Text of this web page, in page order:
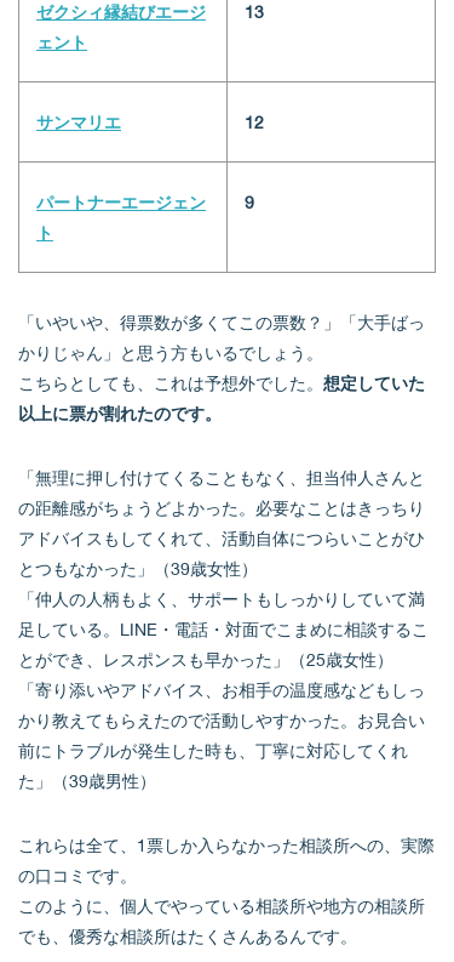
ゼクシィ縁結びエージ
ェント
13
サンマリエ 12
パートナーエージェン
ト
9
「いやいや、得票数が多くてこの票数？」「大手ばっ
かりじゃん」と思う方もいるでしょう。
こちらとしても、これは予想外でした。 想定していた
以上に票が割れたのです。
「無理に押し付けてくることもなく、担当仲人さんと
の距離感がちょうどよかった。必要なことはきっちり
アドバイスもしてくれて、活動自体につらいことがひ
とつもなかった」（39歳女性）
「仲人の人柄もよく、サポートもしっかりしていて満
足している。LINE・電話・対面でこまめに相談するこ
とができ、レスポンスも早かった」（25歳女性）
「寄り添いやアドバイス、お相手の温度感などもしっ
かり教えてもらえたので活動しやすかった。お見合い
前にトラブルが発生した時も、丁寧に対応してくれ
た」（39歳男性）
これらは全て、1票しか入らなかった相談所への、実際
の口コミです。
このように、個人でやっている相談所や地方の相談所
でも、優秀な相談所はたくさんあるんです。